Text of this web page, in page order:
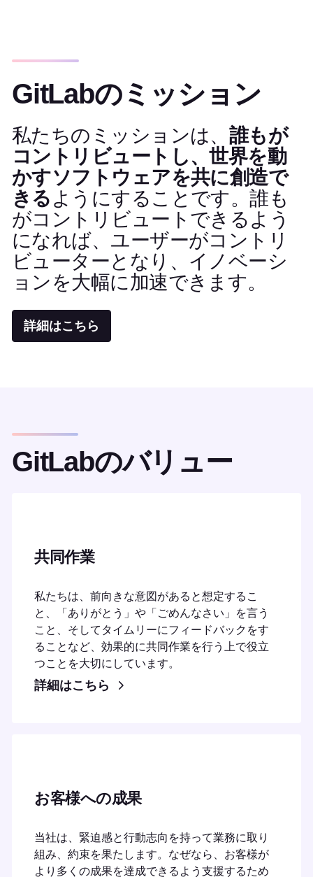
GitLabのミッション
私たちのミッションは、 誰もが
コントリビュートし、世界を動
かすソフトウェアを共に創造で
きるようにすることです。誰も
がコントリビュートできるよう
になれば、ユーザーがコントリ
ビューターとなり、イノベーシ
ョンを大幅に加速できます。
詳細はこちら
GitLabのバリュー
共同作業
私たちは、前向きな意図があると想定するこ
と、「ありがとう」や「ごめんなさい」を言う
こと、そしてタイムリーにフィードバックをす
ることなど、効果的に共同作業を行う上で役立
つことを大切にしています。
詳細はこちら
お客様への成果
当社は、緊迫感と行動志向を持って業務に取り
組み、約束を果たします。なぜなら、お客様が
より多くの成果を達成できるよう支援するため